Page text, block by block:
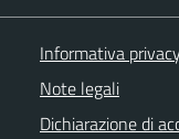
Informativa privacy
Note legali
Dichiarazione di